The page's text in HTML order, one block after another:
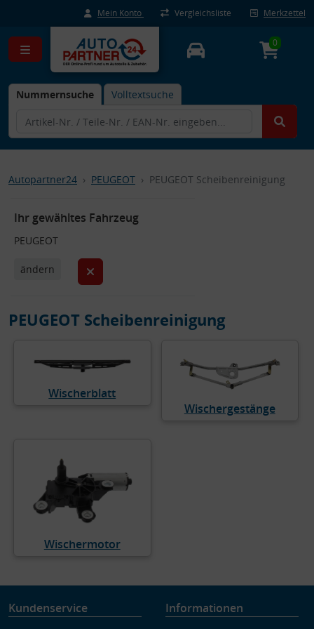
Mein Konto Vergleichsliste Merkzettel
Nummernsuche Volltextsuche
0
Autopartner24 PEUGEOT PEUGEOT Scheibenreinigung
Ihr gewähltes Fahrzeug
PEUGEOT
ändern
PEUGEOT Scheibenreinigung
Wischerblatt
Wischergestänge
Wischermotor
Kundenservice Informationen